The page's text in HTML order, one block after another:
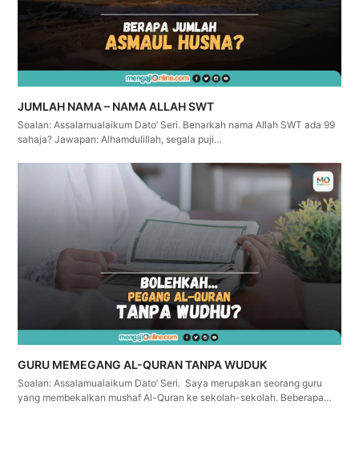
JUMLAH NAMA – NAMA ALLAH SWT
Soalan: Assalamualaikum Dato’ Seri. Benarkah nama Allah SWT ada 99
sahaja? Jawapan: Alhamdulillah, segala puji…
GURU MEMEGANG AL-QURAN TANPA WUDUK
Soalan: Assalamualaikum Dato’ Seri. Saya merupakan seorang guru
yang membekalkan mushaf Al-Quran ke sekolah-sekolah. Beberapa…